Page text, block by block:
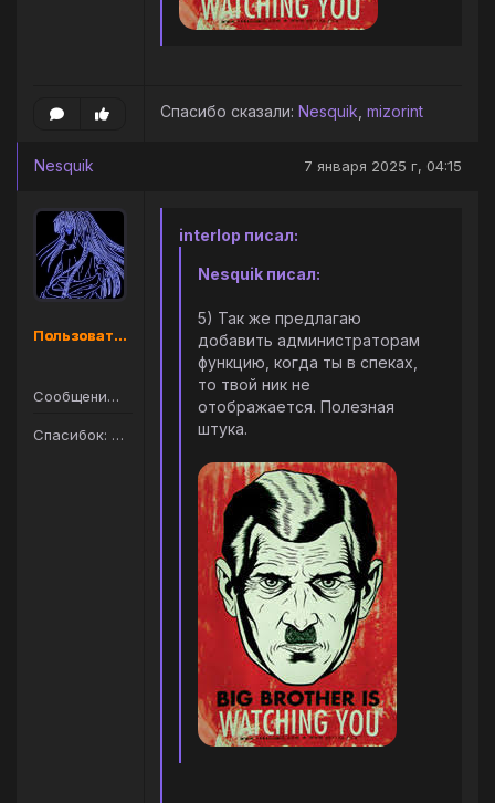
Спасибо сказали: Nesquik mizorint
Nesquik 7 января 2025 г, 04:15
Пользователь
Сообщений: 105
Спасибок: 145
interlop писал:
Nesquik писал:
5) Так же предлагаю
добавить администраторам
функцию, когда ты в спеках,
то твой ник не
отображается. Полезная
штука.